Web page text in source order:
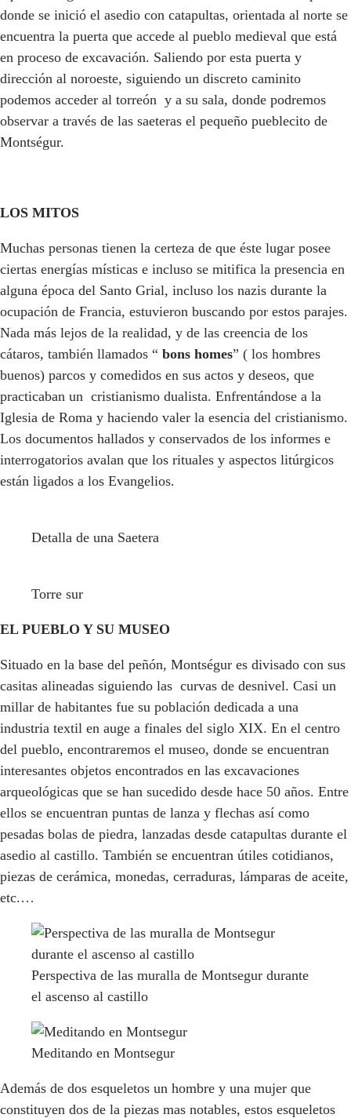
donde se inició el asedio con catapultas, orientada al norte se
encuentra la puerta que accede al pueblo medieval que está
en proceso de excavación. Saliendo por esta puerta y
dirección al noroeste, siguiendo un discreto caminito
podemos acceder al torreón y a su sala, donde podremos
observar a través de las saeteras el pequeño pueblecito de
Montségur.
LOS MITOS
Muchas personas tienen la certeza de que éste lugar posee
ciertas energías místicas e incluso se mitifica la presencia en
alguna época del Santo Grial, incluso los nazis durante la
ocupación de Francia, estuvieron buscando por estos parajes.
Nada más lejos de la realidad, y de las creencia de los
cátaros, también llamados “ bons homes” ( los hombres
buenos) parcos y comedidos en sus actos y deseos, que
practicaban un cristianismo dualista. Enfrentándose a la
Iglesia de Roma y haciendo valer la esencia del cristianismo.
Los documentos hallados y conservados de los informes e
interrogatorios avalan que los rituales y aspectos litúrgicos
están ligados a los Evangelios.
Detalla de una Saetera
Torre sur
EL PUEBLO Y SU MUSEO
Situado en la base del peñón, Montségur es divisado con sus
casitas alineadas siguiendo las curvas de desnivel. Casi un
millar de habitantes fue su población dedicada a una
industria textil en auge a finales del siglo XIX. En el centro
del pueblo, encontraremos el museo, donde se encuentran
interesantes objetos encontrados en las excavaciones
arqueológicas que se han sucedido desde hace 50 años. Entre
ellos se encuentran puntas de lanza y flechas así como
pesadas bolas de piedra, lanzadas desde catapultas durante el
asedio al castillo. También se encuentran útiles cotidianos,
piezas de cerámica, monedas, cerraduras, lámparas de aceite,
etc.…
Perspectiva de las muralla de Montsegur durante
el ascenso al castillo
Meditando en Montsegur
Además de dos esqueletos un hombre y una mujer que
constituyen dos de la piezas mas notables, estos esqueletos